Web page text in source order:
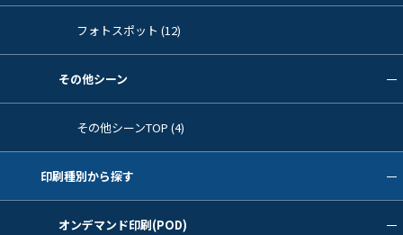
フォトスポット (12)
その他シーン
その他シーンTOP (4)
印刷種別から探す
オンデマンド印刷(POD)